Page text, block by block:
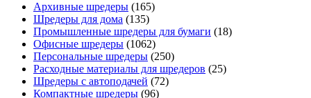
Архивные шредеры (165)
Шредеры для дома (135)
Промышленные шредеры для бумаги (18)
Офисные шредеры (1062)
Персональные шредеры (250)
Расходные материалы для шредеров (25)
Шредеры с автоподачей (72)
Компактные шредеры (96)